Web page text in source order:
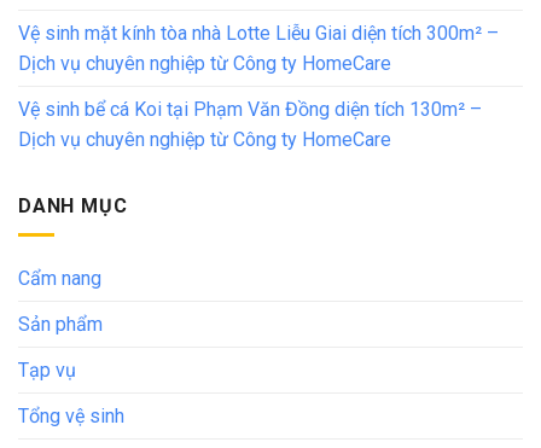
Vệ sinh mặt kính tòa nhà Lotte Liễu Giai diện tích 300m² –
Dịch vụ chuyên nghiệp từ Công ty HomeCare
Vệ sinh bể cá Koi tại Phạm Văn Đồng diện tích 130m² –
Dịch vụ chuyên nghiệp từ Công ty HomeCare
DANH MỤC
Cẩm nang
Sản phẩm
Tạp vụ
Tổng vệ sinh